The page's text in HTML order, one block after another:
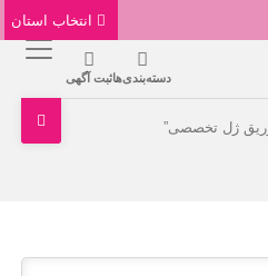
دسته‌بندی‌هاثبت آگهی
ژل تخصصی”